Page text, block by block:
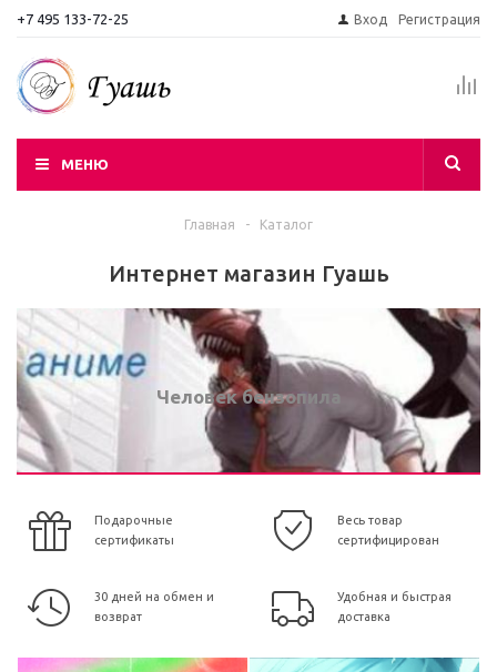
+7 495 133-72-25 Вход Регистрация
МЕНЮ
Главная - Каталог
Интернет магазин Гуашь
Человек бензопила
Подарочные
сертификаты
Весь товар
сертифицирован
30 дней на обмен и
возврат
Удобная и быстрая
доставка